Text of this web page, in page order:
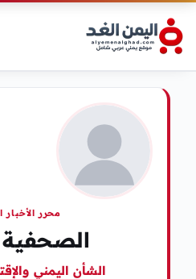
محرر الأخبار
الشأن اليمني